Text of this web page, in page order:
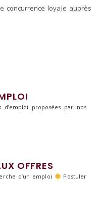
concurrence loyale auprès
d’emploi proposées par nos
OFFRES
d’un emploi
Postuler